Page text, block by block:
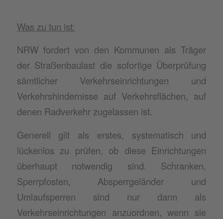
Was zu tun ist:
NRW fordert von den Kommunen als Träger
der Straßenbaulast die sofortige Überprüfung
sämtlicher Verkehrseinrichtungen und
Verkehrshindernisse auf Verkehrsflächen, auf
denen Radverkehr zugelassen ist.
Generell gilt als erstes, systematisch und
lückenlos zu prüfen, ob diese Einrichtungen
überhaupt notwendig sind. Schranken,
Sperrpfosten, Absperrgeländer und
Umlaufsperren sind nur dann als
Verkehrseinrichtungen anzuordnen, wenn sie